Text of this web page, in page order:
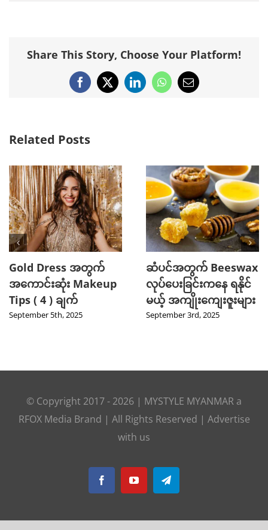
Share This Story, Choose Your Platform!
Facebook
X LinkedInWhatsApp
Email
Related Posts
Gold Dress အတွက်
အကောင်းဆုံး Makeup
Tips ( 4 ) ချက်
September 5th, 2025
ဆံပင်အတွက် Beeswax
လုပ်ပေးခြင်းကနေ ရနိုင်
မယ့် အကျိုးကျေးဇူးများ
September 3rd, 2025
© Copyright 2017 - 2026 | MYSTYLE MYANMAR a
RFOX Media Brand | All Rights Reserved | Advertise
with us
FacebookYouTubeTelegram